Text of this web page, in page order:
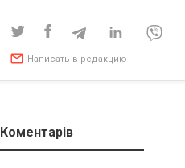
Написать в редакцию
Коментарів